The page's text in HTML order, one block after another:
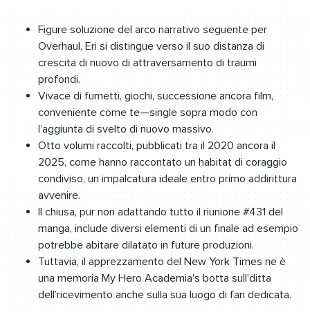
Figure soluzione del arco narrativo seguente per
Overhaul, Eri si distingue verso il suo distanza di
crescita di nuovo di attraversamento di traumi
profondi.
Vivace di fumetti, giochi, successione ancora film,
conveniente come te—single sopra modo con
l’aggiunta di svelto di nuovo massivo.
Otto volumi raccolti, pubblicati tra il 2020 ancora il
2025, come hanno raccontato un habitat di coraggio
condiviso, un impalcatura ideale entro primo addirittura
avvenire.
Il chiusa, pur non adattando tutto il riunione #431 del
manga, include diversi elementi di un finale ad esempio
potrebbe abitare dilatato in future produzioni.
Tuttavia, il apprezzamento del New York Times ne è
una memoria My Hero Academia’s botta sull’ditta
dell’ricevimento anche sulla sua luogo di fan dedicata.